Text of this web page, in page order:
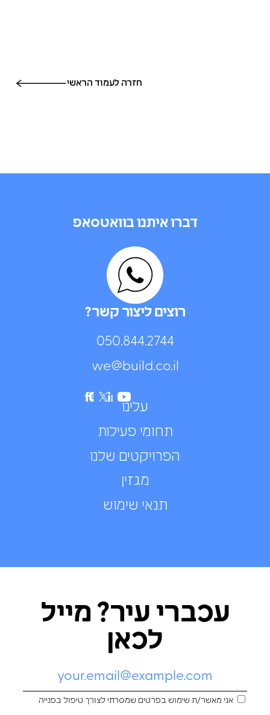
חזרה לעמוד הראשי
עלינו
תחומי פעילות
הפרויקטים שלנו
מגזין
תנאי שימוש
דברו איתנו בוואטסאפ
רוצים ליצור קשר?
050.844.2744⁩
we@build.co.il
עכברי עיר? מייל
לכאן
אני מאשר/ת שימוש בפרטים שמסרתי לצורך טיפול בפנייה